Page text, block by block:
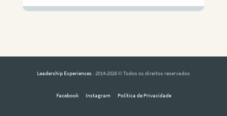
Leadership Experiences · 2014-2026 © Todos os direitos reservados
Facebook Instagram Política de Privacidade